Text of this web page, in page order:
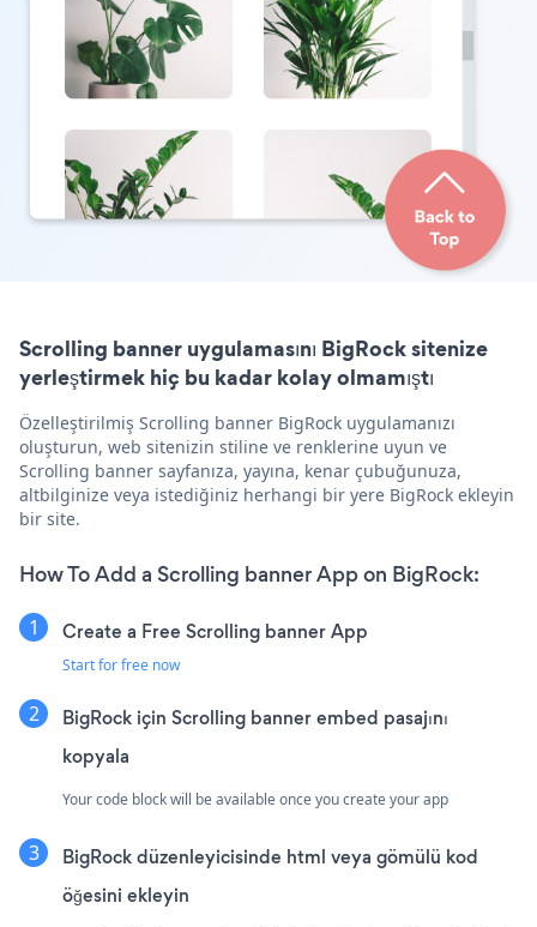
Scrolling banner uygulamasını BigRock sitenize
yerleştirmek hiç bu kadar kolay olmamıştı
Özelleştirilmiş Scrolling banner BigRock uygulamanızı
oluşturun, web sitenizin stiline ve renklerine uyun ve
Scrolling banner sayfanıza, yayına, kenar çubuğunuza,
altbilginize veya istediğiniz herhangi bir yere BigRock ekleyin
bir site.
How To Add a Scrolling banner App on BigRock:
Create a Free Scrolling banner App
Start for free now
BigRock için Scrolling banner embed pasajını
kopyala
Your code block will be available once you create your app
BigRock düzenleyicisinde html veya gömülü kod
öğesini ekleyin